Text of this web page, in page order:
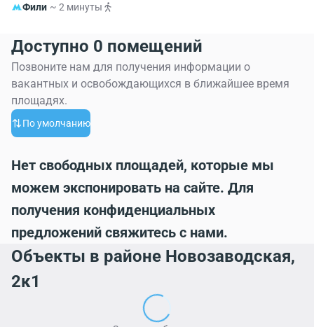
Фили ~ 2 минуты
Доступно 0 помещений
Позвоните нам для получения информации о
вакантных и освобождающихся в ближайшее время
площадях.
По умолчанию
Нет свободных площадей, которые мы
можем экспонировать на сайте. Для
получения конфиденциальных
предложений свяжитесь с нами.
Объекты в районе Новозаводская,
2к1